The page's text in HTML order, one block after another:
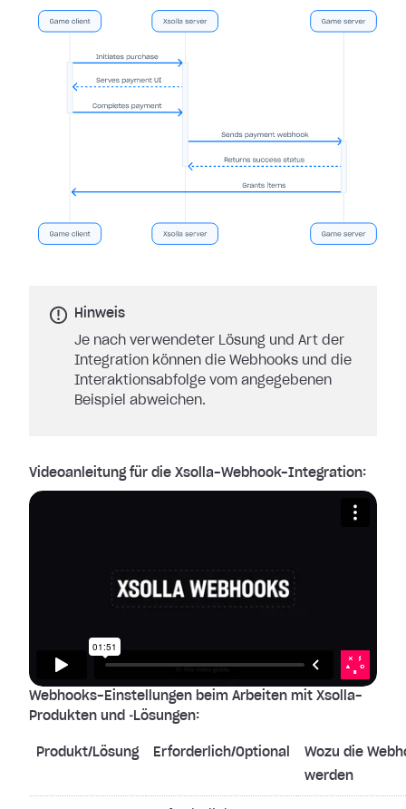
Hinweis
Je nach verwendeter Lösung und Art der
Integration können die Webhooks und die
Interaktionsabfolge vom angegebenen
Beispiel abweichen.
Videoanleitung für die Xsolla-Webhook-Integration:
Webhooks-Einstellungen beim Arbeiten mit Xsolla-
Produkten und ‑Lösungen:
Produkt/Lösung Erforderlich/Optional
Wozu die
werden